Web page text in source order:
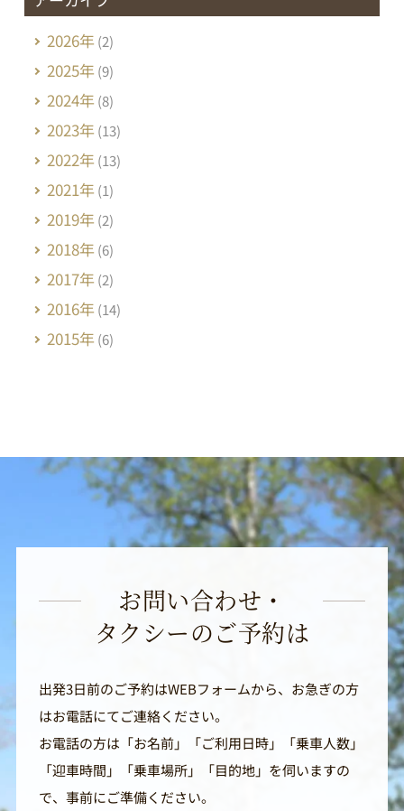
2026年(2)
2025年(9)
2024年(8)
2023年(13)
2022年(13)
2021年(1)
2019年(2)
2018年(6)
2017年(2)
2016年(14)
2015年(6)
お問い合わせ・
タクシーのご予約は
出発3日前のご予約はWEBフォームから、お急ぎの方
はお電話にてご連絡ください。
お電話の方は「お名前」「ご利用日時」「乗車人数」
「迎車時間」「乗車場所」「目的地」を伺いますの
で、事前にご準備ください。